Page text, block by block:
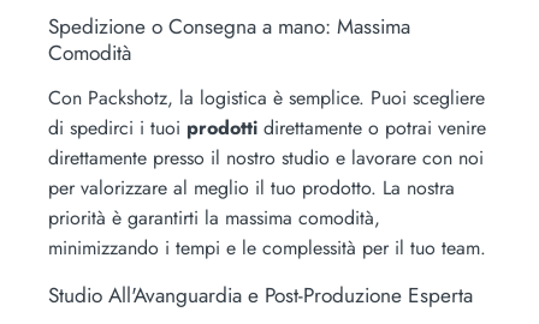
Spedizione o Consegna a mano: Massima
Comodità
Con Packshotz, la logistica è semplice. Puoi scegliere
di spedirci i tuoi prodotti direttamente o potrai venire
direttamente presso il nostro studio e lavorare con noi
per valorizzare al meglio il tuo prodotto. La nostra
priorità è garantirti la massima comodità,
minimizzando i tempi e le complessità per il tuo team.
Studio All'Avanguardia e Post-Produzione Esperta